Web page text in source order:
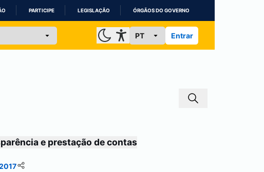
PARTICIPE LEGISLAÇÃO ÓRGÃOS DO GOVERNO
Entrar
e prestação de contas